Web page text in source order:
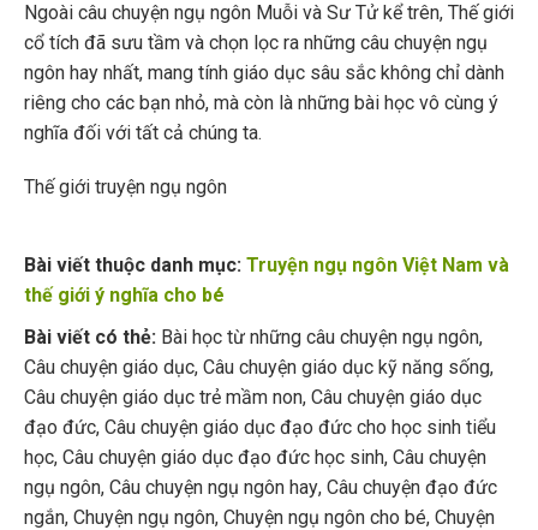
Ngoài câu chuyện ngụ ngôn Muỗi và Sư Tử kể trên, Thế giới
cổ tích đã sưu tầm và chọn lọc ra những câu chuyện ngụ
ngôn hay nhất, mang tính giáo dục sâu sắc không chỉ dành
riêng cho các bạn nhỏ, mà còn là những bài học vô cùng ý
nghĩa đối với tất cả chúng ta.
Thế giới truyện ngụ ngôn
Bài viết thuộc danh mục: Truyện ngụ ngôn Việt Nam và
thế giới ý nghĩa cho bé
Bài viết có thẻ: Bài học từ những câu chuyện ngụ ngôn,
Câu chuyện giáo dục, Câu chuyện giáo dục kỹ năng sống,
Câu chuyện giáo dục trẻ mầm non, Câu chuyện giáo dục
đạo đức, Câu chuyện giáo dục đạo đức cho học sinh tiểu
học, Câu chuyện giáo dục đạo đức học sinh, Câu chuyện
ngụ ngôn, Câu chuyện ngụ ngôn hay, Câu chuyện đạo đức
ngắn, Chuyện ngụ ngôn, Chuyện ngụ ngôn cho bé, Chuyện